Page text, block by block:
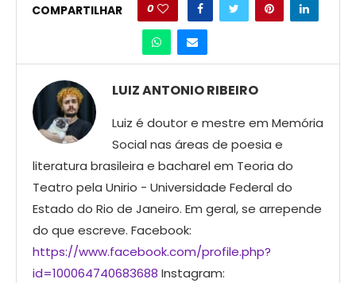
COMPARTILHAR 0
LUIZ ANTONIO RIBEIRO
Luiz é doutor e mestre em Memória
Social nas áreas de poesia e
literatura brasileira e bacharel em Teoria do
Teatro pela Unirio - Universidade Federal do
Estado do Rio de Janeiro. Em geral, se arrepende
do que escreve. Facebook:
https://www.facebook.com/profile.php?
id=100064740683688 Instagram: